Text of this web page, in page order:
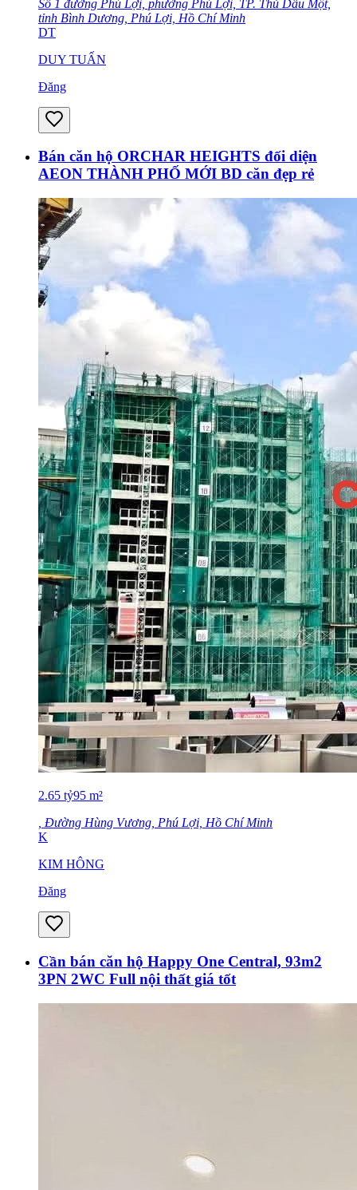
Số 1 đường Phú Lợi, phường Phú Lợi, TP. Thủ Dầu Một,
tỉnh Bình Dương, Phú Lợi, Hồ Chí Minh
DT
DUY TUẤN
Đăng
Bán căn hộ ORCHAR HEIGHTS đối diện
AEON THÀNH PHỐ MỚI BD căn đẹp rẻ
2.65 tỷ95 m²
, Đường Hùng Vương, Phú Lợi, Hồ Chí Minh
K
KIM HÔNG
Đăng
Cần bán căn hộ Happy One Central, 93m2
3PN 2WC Full nội thất giá tốt